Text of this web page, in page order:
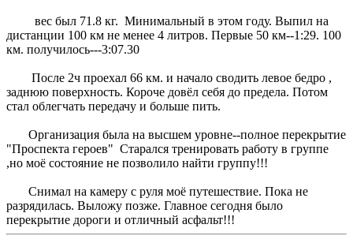
вес был 71.8 кг. Минимальный в этом году. Выпил на
дистанции 100 км не менее 4 литров. Первые 50 км--1:29. 100
км. получилось---3:07.30
После 2ч проехал 66 км. и начало сводить левое бедро ,
заднюю поверхность. Короче довёл себя до предела. Потом
стал облегчать передачу и больше пить.
Организация была на высшем уровне--полное перекрытие
"Проспекта героев" Старался тренировать работу в группе
,но моё состояние не позволило найти группу!!!
Снимал на камеру с руля моё путешествие. Пока не
разрядилась. Выложу позже. Главное сегодня было
перекрытие дороги и отличный асфальт!!!